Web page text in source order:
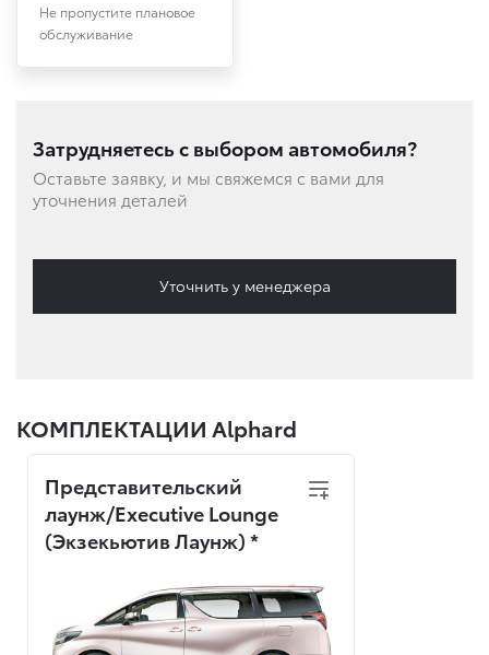
Не пропустите плановое
обслуживание
Затрудняетесь с выбором автомобиля?
Оставьте заявку, и мы свяжемся с вами для
уточнения деталей
Уточнить у менеджера
КОМПЛЕКТАЦИИ Alphard
Представительский
лаунж/Executive Lounge
(Экзекьютив Лаунж) *